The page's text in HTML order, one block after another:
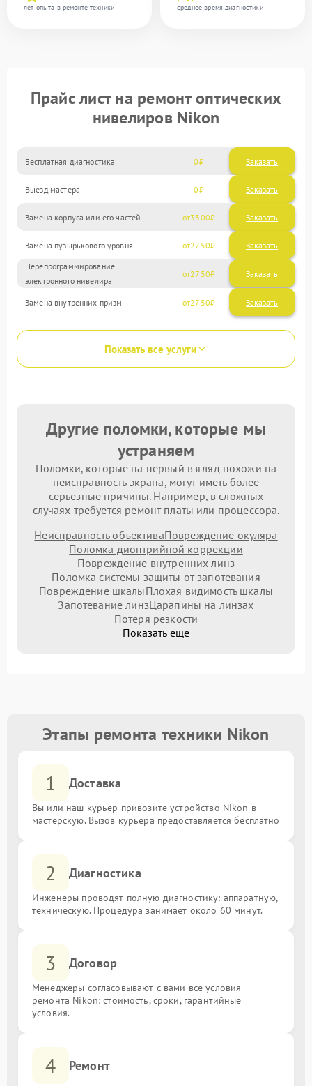
лет опыта в ремонте техники
среднее время диагностики
Прайс лист на ремонт оптических
нивелиров Nikon
Бесплатная диагностика 0 Заказать
Выезд мастера 0 Заказать
Замена корпуса или его частей 3300
Замена пузырькового уровня 2750
Перепрограммирование
электронного нивелира
2750
Замена внутренних призм 2750
Показать все услуги
Другие поломки, которые мы
устраняем
Поломки, которые на первый взгляд похожи на
неисправность экрана, могут иметь более
серьезные причины. Например, в сложных
случаях требуется ремонт платы или процессора.
Неисправность объективаПовреждение окуляра
Поломка диоптрийной коррекции
Повреждение внутренних линз
Поломка системы защиты от запотевания
Повреждение шкалыПлохая видимость шкалы
Запотевание линзЦарапины на линзах
Потеря резкости
Показать еще
Этапы ремонта техники Nikon
1 Доставка
Вы или наш курьер привозите устройство Nikon в
мастерскую. Вызов курьера предоставляется бесплатно
2 Диагностика
Инженеры проводят полную диагностику: аппаратную,
техническую. Процедура занимает около 60 минут.
3 Договор
Менеджеры согласовывают с вами все условия
ремонта Nikon: стоимость, сроки, гарантийные
условия.
4 Ремонт